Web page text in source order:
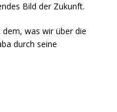
Bild der Zukunft.
was wir über die
durch seine